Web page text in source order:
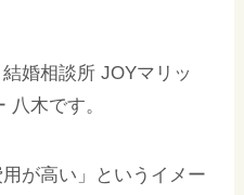
婚相談所 JOYマリッ
八木です。
が高い」というイメー